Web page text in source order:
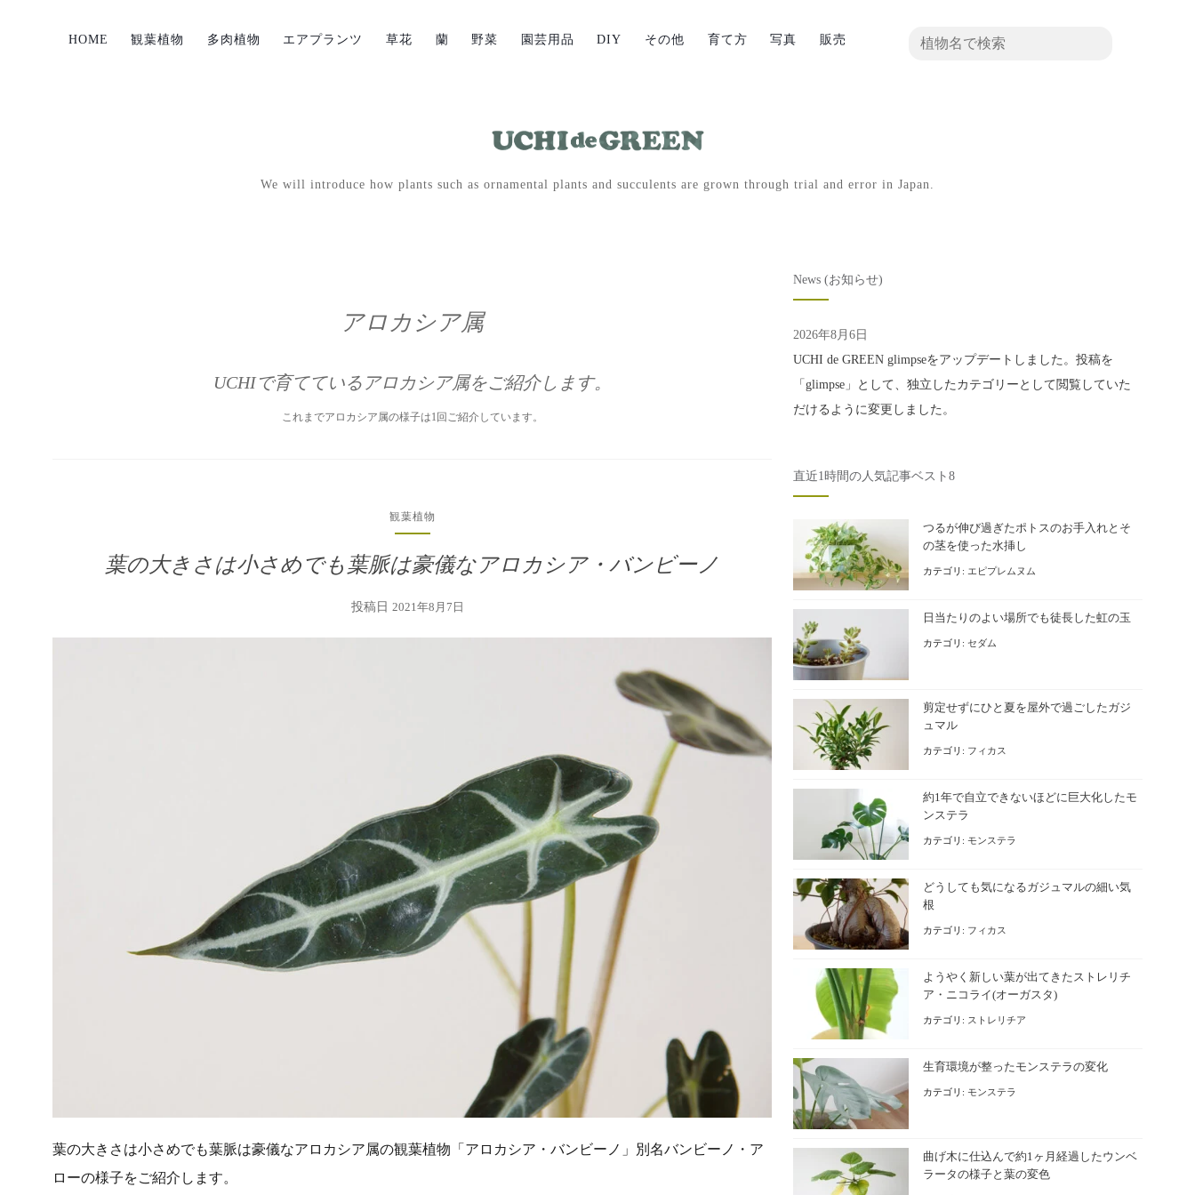
HOME 観葉植物 多肉植物 エアプランツ 草花 蘭 野菜 園芸用品 DIY その他 育て方 写真 販売
We will introduce how plants such as ornamental plants and succulents are grown through trial and error in Japan.
アロカシア属
UCHIで育てているアロカシア属をご紹介します。
これまでアロカシア属の様子は1回ご紹介しています。
観葉植物
葉の大きさは小さめでも葉脈は豪儀なアロカシア・バンビーノ
投稿日2021年8月7日
葉の大きさは小さめでも葉脈は豪儀なアロカシア属の観葉植物「アロカシア・バンビーノ」別名バンビーノ・ア
ローの様子をご紹介します。
News (お知らせ)
2026年8月6日
UCHI de GREEN glimpseをアップデートしました。投稿を
「glimpse」として、独立したカテゴリーとして閲覧していた
だけるように変更しました。
直近1時間の人気記事ベスト8
つるが伸び過ぎたポトスのお手入れとそ
の茎を使った水挿し
カテゴリ:エピプレムヌム
日当たりのよい場所でも徒長した虹の玉
カテゴリ:セダム
剪定せずにひと夏を屋外で過ごしたガジ
ュマル
カテゴリ: フィカス
約1年で自立できないほどに巨大化したモ
ンステラ
カテゴリ:モンステラ
どうしても気になるガジュマルの細い気
根
カテゴリ: フィカス
ようやく新しい葉が出てきたストレリチ
ア・ニコライ(オーガスタ)
カテゴリ: ストレリチア
生育環境が整ったモンステラの変化
カテゴリ:モンステラ
曲げ木に仕込んで約1ヶ月経過したウンベ
ラータの様子と葉の変色